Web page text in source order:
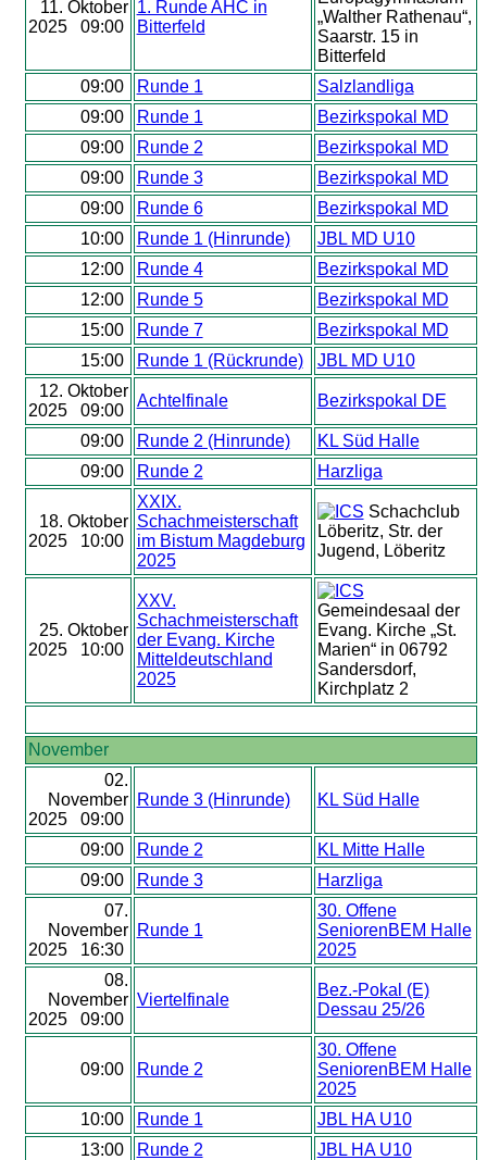
11. Oktober
2025 09:00
1. Runde AHC in
Bitterfeld
„Walther Rathenau“,
Saarstr. 15 in
Bitterfeld
09:00
Runde 1
Salzlandliga
09:00
Runde 1
Bezirkspokal MD
09:00
Runde 2
Bezirkspokal MD
09:00
Runde 3
Bezirkspokal MD
09:00
Runde 6
Bezirkspokal MD
10:00
Runde 1 (Hinrunde)
JBL MD U10
12:00
Runde 4
Bezirkspokal MD
12:00
Runde 5
Bezirkspokal MD
15:00
Runde 7
Bezirkspokal MD
15:00
Runde 1 (Rückrunde)
JBL MD U10
12. Oktober
2025 09:00
Achtelfinale Bezirkspokal DE
09:00 Runde 2 (Hinrunde)
KL Süd Halle
09:00
Runde 2 Harzliga
18. Oktober
2025 10:00
XXIX.
Schachmeisterschaft
im Bistum Magdeburg
2025
Schachclub
Löberitz, Str. der
Jugend, Löberitz
25. Oktober
2025 10:00
XXV.
Schachmeisterschaft
der Evang. Kirche
Mitteldeutschland
2025
Gemeindesaal der
Evang. Kirche „St.
Marien“ in 06792
Sandersdorf,
Kirchplatz 2
November
02.
November
2025 09:00
Runde 3 (Hinrunde) KL Süd Halle
09:00 Runde 2
KL Mitte Halle
09:00
Runde 3
Harzliga
07.
November
2025 16:30
Runde 1
30. Offene
SeniorenBEM Halle
2025
08.
November
2025 09:00
Viertelfinale
Bez.-Pokal (E)
Dessau 25/26
09:00 Runde 2
30. Offene
SeniorenBEM Halle
2025
10:00
Runde 1
JBL HA U10
13:00
Runde 2 JBL HA U10